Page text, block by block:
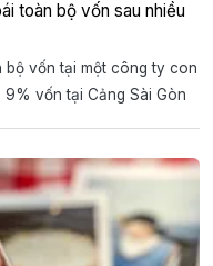
toàn bộ vốn sau nhiều
bộ vốn tại một công ty con
vốn tại Cảng Sài Gòn